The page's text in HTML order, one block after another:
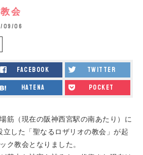
会
09/06
facebook twitter
hatena pocket
筋（現在の阪神西宮駅の南あたり）に
した「聖なるロザリオの教会」が起
ク教会となりました。